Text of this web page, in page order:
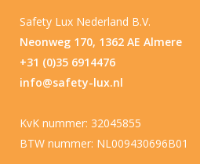
Safety Lux Nederland B.V.
Neonweg 170, 1362 AE Almere
+31 (0)35 6914476
info@safety-lux.nl
KvK nummer: 32045855
BTW nummer: NL009430696B01